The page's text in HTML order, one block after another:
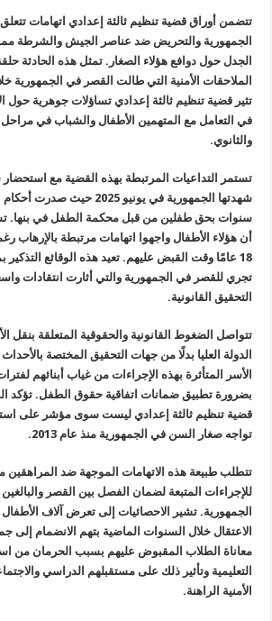
تتضمن أوراق قضية تنظيم ثالثة إعدادي اتهامات
الجمهورية والتحريض ضد عناصر الجيش والشرطة
الجدل حول دوافع هؤلاء الصغار. تمثل هذه الحادثة
الملاحقات الأمنية التي طالت القصر في الجمهورية
تثير قضية تنظيم ثالثة إعدادي تساؤلات جوهرية حول
في التعامل مع المتهمين الأطفال والشباب في مراحل
والثانوي.
تستمر
التداعيات المرتبطة بهذه القضية مع
شهدتها
سنوات بحق طفلين من قبل محكمة الطفل في بنها.
أن هؤلاء الأطفال واجهوا
اتهامات مرتبطة بالإرهاب
18 عامًا وقت القبض
عليهم. تعيد هذه الوقائع
تجري للقصر في الجمهورية والتي أثارت انتقادات
التحقيق القانونية.
تتواصل الضغوط القانونية والحقوقية المتعلقة بنقل
الدولة العليا بدلًا من جهات التحقيق المختصة
الأسر
المتأثرة بهذه الإجراءات من غياب أبنائهم
بضرورة تطبيق ضمانات اتفاقية حقوق الطفل. تؤكد
قضية تنظيم ثالثة إعدادي ليست سوى مؤشر على
تواجه صغار السن في الجمهورية منذ عام 2013 .
تتطلب طبيعة هذه الاتهامات الموجهة ضد المراهقين
للإجراءات المتبعة لضمان الفصل بين القصر
الجمهورية. تشير الاحصائيات إلى تعرض آلاف الأطفال
الاعتقال خلال السنوات الماضية بتهم الانضمام إلى
معاناة الطلاب المقبوض عليهم بسبب الحرمان من
التعليمية وتأثير ذلك على مستقبلهم الدراسي
الأمنية الراهنة.